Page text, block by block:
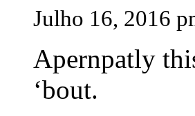
Julho 16, 2016
Apernpatly
‘bout.